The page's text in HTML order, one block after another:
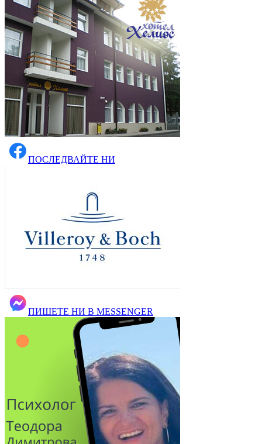
ПОСЛЕДВАЙТЕ НИ
ПИШЕТЕ НИ В MESSENGER